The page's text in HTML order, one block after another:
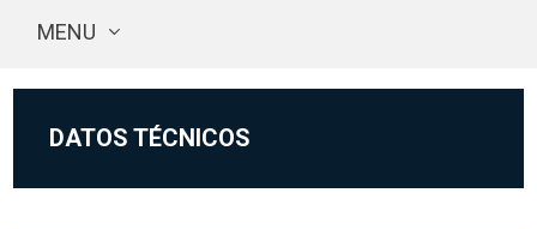
MENU
DATOS TÉCNICOS